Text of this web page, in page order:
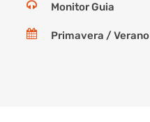
Monitor Guia
Primavera / Verano